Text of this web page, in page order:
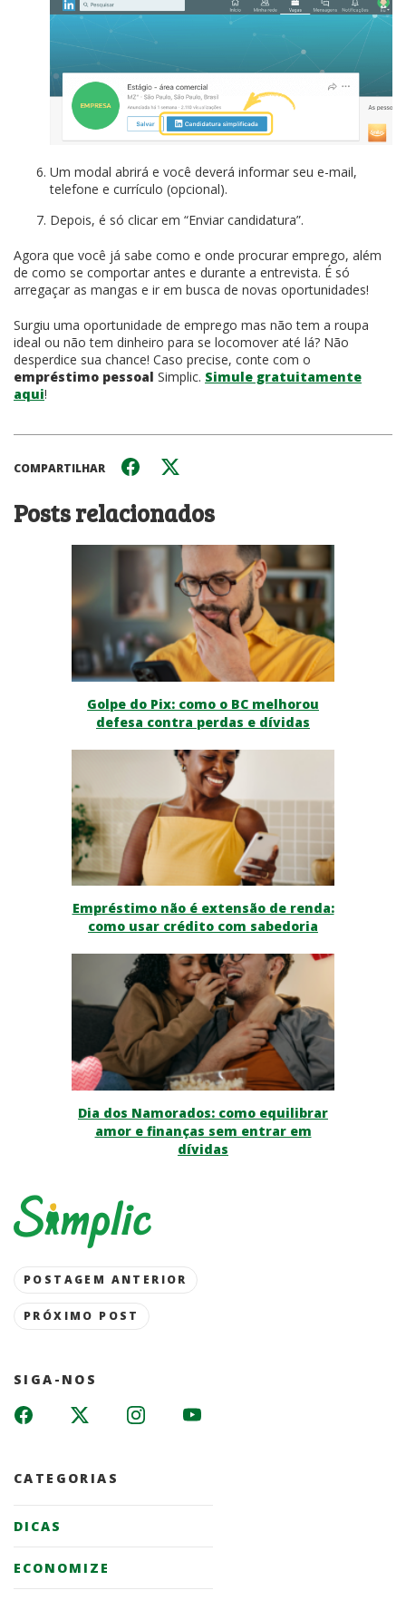
Um modal abrirá e você deverá informar seu e-mail,
telefone e currículo (opcional).
Depois, é só clicar em “Enviar candidatura”.
Agora que você já sabe como e onde procurar emprego, além
de como se comportar antes e durante a entrevista. É só
arregaçar as mangas e ir em busca de novas oportunidades!
Surgiu uma oportunidade de emprego mas não tem a roupa
ideal ou não tem dinheiro para se locomover até lá? Não
desperdice sua chance! Caso precise, conte com o
empréstimo pessoal Simplic. Simule gratuitamente
aqui!
COMPARTILHAR
Posts relacionados
Golpe do Pix: como o BC melhorou
defesa contra perdas e dívidas
Empréstimo não é extensão de renda:
como usar crédito com sabedoria
Dia dos Namorados: como equilibrar
amor e finanças sem entrar em
dívidas
Post
navigation
POSTAGEM ANTERIOR
PRÓXIMO POST
SIGA-NOS
CATEGORIAS
DICAS
ECONOMIZE